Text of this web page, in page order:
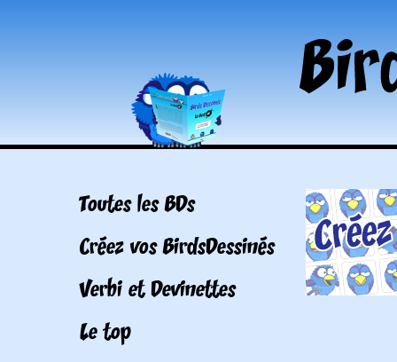
Toutes les BDs
Créez vos BirdsDessinés
Verbi et Devinettes
Le top